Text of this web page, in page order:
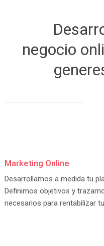
negocio
Marketing Online
Desarrollamos a medida tu
Definimos objetivos y
necesarios para rentabilizar